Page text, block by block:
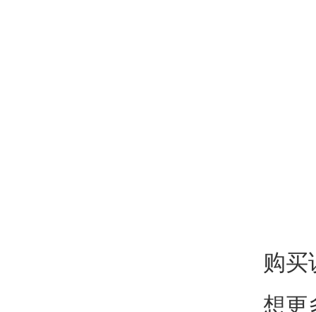
购买
想更